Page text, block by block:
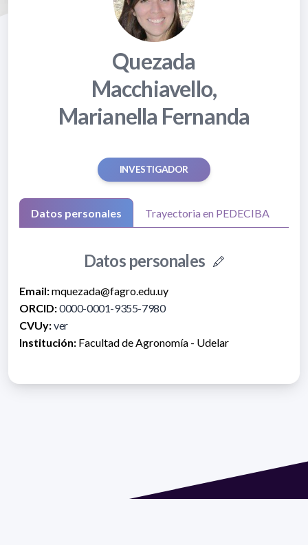
Quezada
Macchiavello,
Marianella Fernanda
INVESTIGADOR
Datos personales Trayectoria en PEDECIBA
Datos personales
Email:mquezada@fagro.edu.uy
ORCID:0000-0001-9355-7980
CVUy:ver
Institución: Facultad de Agronomía - Udelar